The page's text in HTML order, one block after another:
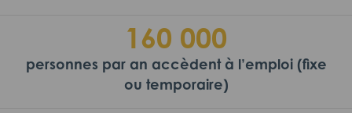
160 000
personnes par an accèdent à l’emploi (fixe
ou temporaire)